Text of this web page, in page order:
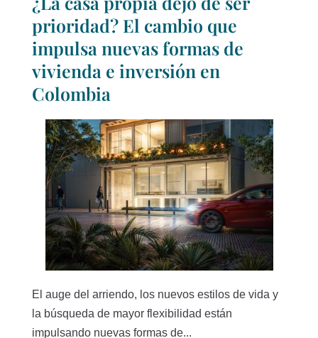
prioridad? El cambio que
impulsa nuevas formas de
vivienda e inversión en
Colombia
El auge del arriendo, los nuevos estilos de vida y
la búsqueda de mayor flexibilidad están
impulsando nuevas formas de...